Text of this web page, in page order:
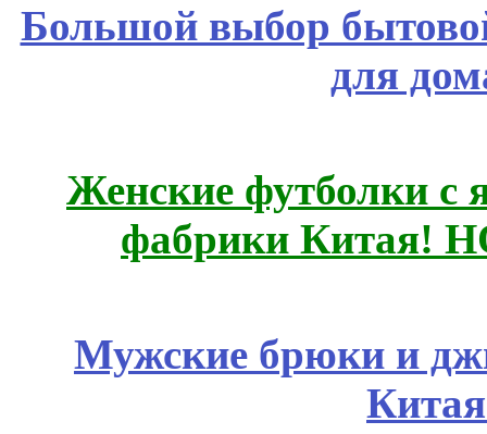
Большой выбор
для
Женские футболки с
фабрики Китая!
Мужские брюки и